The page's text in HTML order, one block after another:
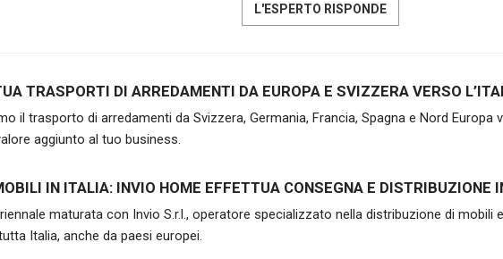
L'ESPERTO RISPONDE
TRASPORTI DI ARREDAMENTI DA EUROPA E SVIZZERA VERSO
il trasporto di arredamenti da Svizzera, Germania, Francia, Spagna e Nord
aggiunto al tuo business.
IN ITALIA: INVIO HOME EFFETTUA CONSEGNA E DISTRIBUZIONE
maturata con Invio S.r.l., operatore specializzato nella distribuzione di
Italia, anche da paesi europei.